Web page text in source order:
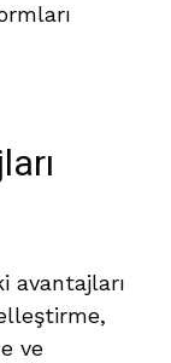
avantajları
ve